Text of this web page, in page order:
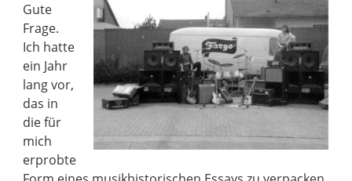
Gute
Frage.
Ich hatte
ein Jahr
lang vor,
das in
die für
mich
erprobte